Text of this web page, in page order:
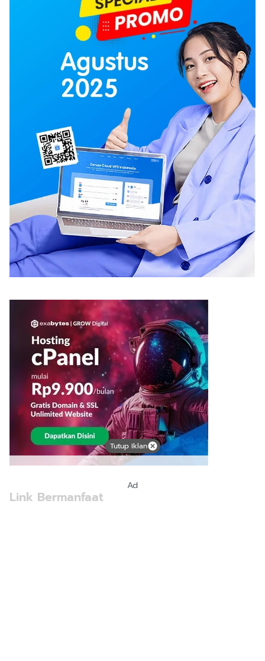
Link Bermanfaat
Tutup Iklan
Ad